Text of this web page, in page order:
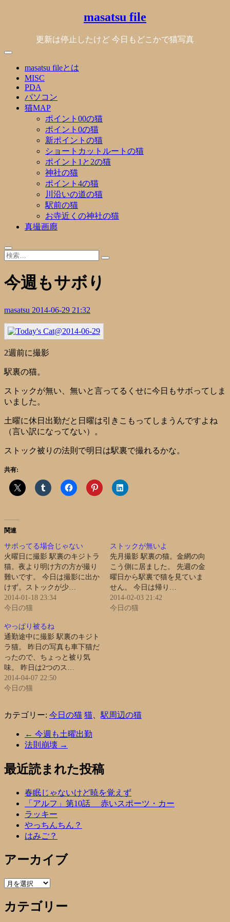
masatsu file
更新は停止したけど 今日もどこかで猫写真
masatsu fileとは
MISC
PDA
パソコン
猫MAP
ポイント00の猫
ポイント0の猫
新ポイントの猫
ショートカットルートの猫
ポイント1と2の猫
神社の猫
ポイント4の猫
川沿いの道の猫
駅前の猫
お寺近くの神社の猫
真撮画廊
今週もサボり
masatsu 2014-06-29 21:32
2週前に撮影
駅裏の猫。
ストックが無い、無いと言ってるくせに今日もサボってしま
いました。
土曜に休日出勤だと日曜は引きこもってしまうんですよね
（言い訳になってない）。
ストック被りの法則で明日は駅裏で撮れるかな。
共有:
関連
サボってる場合じゃない
火曜日に撮影 駅裏のキジトラ
猫。夜より明け方の方が撮り
難いです。 今日は撮影に出か
けず。ストックが少…
2014-01-18 23:34
今日の猫
ストックが無いよ
先月撮影 駅裏の猫。金網の向
こう側に居ました。 先週の金
曜日から駅裏で猫を見ていま
せん。 今日は帰り…
2014-02-03 21:42
今日の猫
やっぱり被るね
通勤途中に撮影 駅裏のキジト
ラ猫。 昨日の写真も車下猫だ
ったので、ちょっと被り気
味。 昨日は2つのス…
2014-04-07 22:50
今日の猫
カテゴリー: 今日の猫 猫 駅周辺の猫
← 今週も土曜出勤
法則崩壊 →
最近読まれた投稿
春眠じゃないけど暁を覚えず
「アルフ」第10話 赤いスポーツ・カー
ラッキー
やっちんちん？
はみご？
アーカイブ
ア
カ
イ
カテゴリー